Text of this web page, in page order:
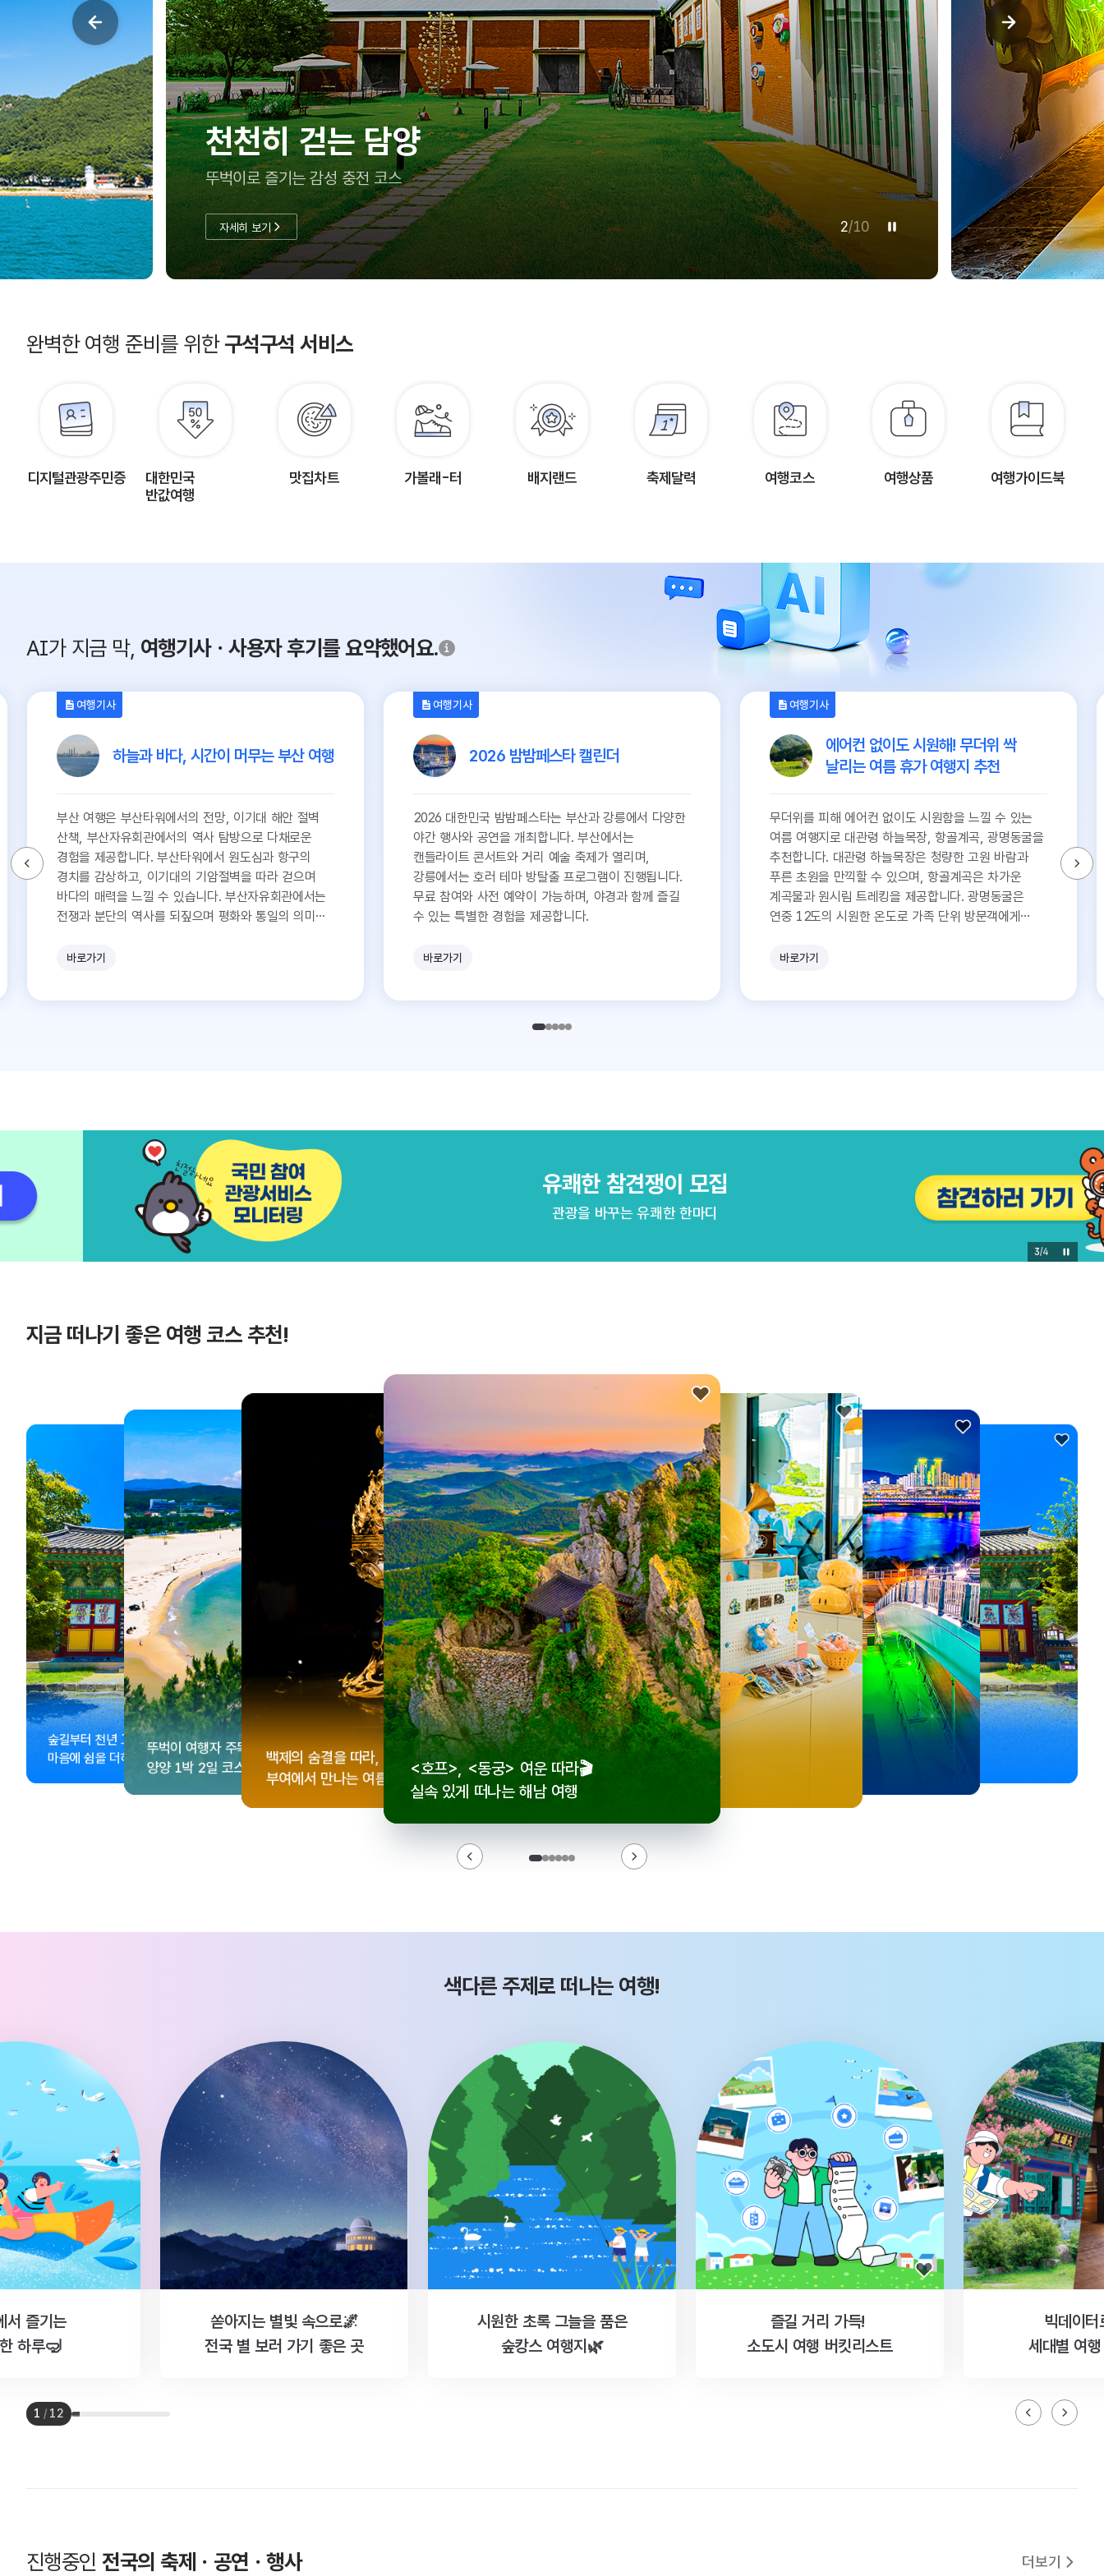
여름방학, 아이랑 어디 가지?
충남투어패스로 실속 있게 즐기는 태안 여행
자세히 보기 3/10
완벽한 여행 준비를 위한구석구석 서비스
디지털관광주민증
대한민국
반값여행
맛집차트 가볼래-터 배지랜드 축제달력 여행코스 여행상품 여행가이드북
AI가 지금 막, 여행기사ㆍ사용자 후기를 요약했어요.
여행기사
하늘과 바다, 시간이 머무는 부산 여행
부산 여행은 부산타워에서의 전망, 이기대 해안 절벽
산책, 부산자유회관에서의 역사 탐방으로 다채로운
경험을 제공합니다. 부산타워에서 원도심과 항구의
경치를 감상하고, 이기대의 기암절벽을 따라 걷으며
바다의 매력을 느낄 수 있습니다. 부산자유회관에서는
전쟁과 분단의 역사를 되짚으며 평화와 통일의 의미를
바로가기
여행기사
2026 밤밤페스타 캘린더
2026 대한민국 밤밤페스타는 부산과 강릉에서 다양한
야간 행사와 공연을 개최합니다. 부산에서는
캔들라이트 콘서트와 거리 예술 축제가 열리며,
강릉에서는 호러 테마 방탈출 프로그램이 진행됩니다.
무료 참여와 사전 예약이 가능하며, 야경과 함께 즐길
수 있는 특별한 경험을 제공합니다.
바로가기
여행기사
에어컨 없이도 시원해! 무더위 싹
날리는 여름 휴가 여행지 추천
무더위를 피해 에어컨 없이도 시원함을 느낄 수 있는
여름 여행지로 대관령 하늘목장, 항골계곡, 광명동굴을
추천합니다. 대관령 하늘목장은 청량한 고원 바람과
푸른 초원을 만끽할 수 있으며, 항골계곡은 차가운
계곡물과 원시림 트레킹을 제공합니다. 광명동굴은
연중 12도의 시원한 온도로 가족 단위 방문객에게
바로가기
유쾌한 참견쟁이 모집
관광을 바꾸는 유쾌한 한마디
3/4
지금 떠나기 좋은 여행 코스 추천!
<동궁> 여운 따라🎬
떠나는 해남 여행
수집!
기념품숍 3곳⭐
더 재미있어지는숲길부터 천년 고찰까지!
마음에 쉼을 더하는 부안
뚜벅이 여행자 주목🚶
양양 1박 2일 코스
백제의 숨결을 따라,
부여에서 만나는 여름
<호프>, <동궁> 여운 따라🎬
실속 있게 떠나는 해남 여행
로컬 감성 수집!
전국 로컬 기념품숍 3곳⭐
우리말이 더 재미있어지는숲길부터 천년 고찰까지!뚜벅이 여행자 주목🚶
양양 1박 2일 코스
백제의 숨결을 따라,
부여에서 만나는 여름
<호프>, <동궁> 여운 따라🎬
실속 있게 떠나는 해남 여행
로컬 감성 수집!
전국 로컬 기념품숍 3곳⭐
우리말이 더 재미있어지는
세종 한글 여행
숲길부터 천년 고찰까지!
마음에 쉼을 더하는 부안
뚜벅이 여행자 주목🚶
양양 1박 2일 코스
백제의 숨결을 따라,
부여에서 만나는 여름
색다른 주제로 떠나는 여행!
서 즐기는
하루🤿
쏟아지는 별빛 속으로🌌
전국 별 보러 가기 좋은 곳
시원한 초록 그늘을 품은
숲캉스 여행지🌿
즐길 거리 가득!
소도시 여행 버킷리스트
빅데이터
세대별 여
1 / 12
진행중인전국의 축제ㆍ공연ㆍ행사 더보기